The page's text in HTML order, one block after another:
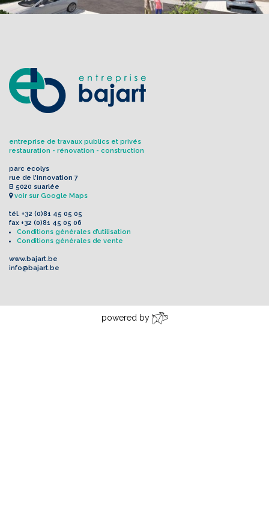
entreprise de travaux publics et privés
restauration - rénovation - construction
parc ecolys
rue de l'innovation 7
B 5020 suarlée
voir sur Google Maps
tél. +32 (0)81 45 05 05
fax +32 (0)81 45 05 06
Conditions générales d’utilisation
Conditions générales de vente
www.bajart.be
info@bajart.be
powered by